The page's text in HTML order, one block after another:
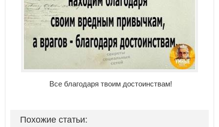
Все благодаря твоим достоинствам!
Похожие статьи: